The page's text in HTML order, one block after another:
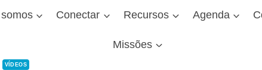
Conectar Recursos Agenda
Missões
VÍDEOS